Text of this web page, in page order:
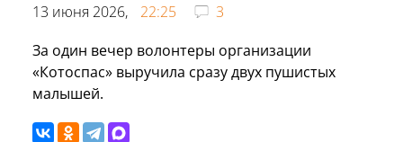
13 июня 2026, 22:25
3
За один вечер волонтеры организации
«Котоспас» выручила сразу двух пушистых
малышей.